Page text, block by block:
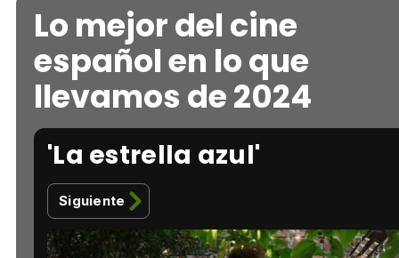
Lo mejor del cine
español en lo que
llevamos de 2024
'La estrella azul'
Siguiente